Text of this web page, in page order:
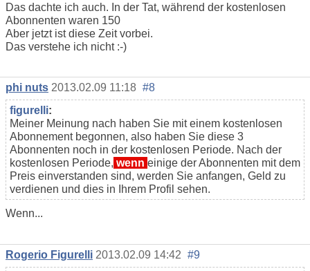
Das dachte ich auch. In der Tat, während der kostenlosen
Abonnenten waren 150
Aber jetzt ist diese Zeit vorbei.
Das verstehe ich nicht :-)
phi nuts 2013.02.09 11:18 #8
figurelli:
Meiner Meinung nach haben Sie mit einem kostenlosen
Abonnement begonnen, also haben Sie diese 3
Abonnenten noch in der kostenlosen Periode. Nach der
kostenlosen Periode, wenn einige der Abonnenten mit dem
Preis einverstanden sind, werden Sie anfangen, Geld zu
verdienen und dies in Ihrem Profil sehen.
Wenn...
Rogerio Figurelli 2013.02.09 14:42 #9